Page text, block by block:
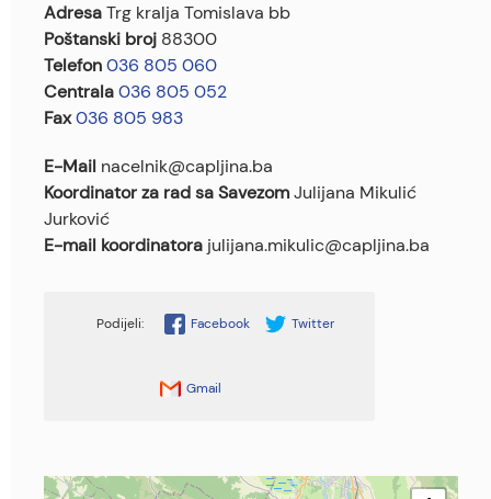
AdresaTrg kralja Tomislava bb
Poštanski broj 88300
Telefon036 805 060
Centrala036 805 052
Fax036 805 983
E-Mail nacelnik@capljina.ba
Koordinator za rad sa SavezomJulijana Mikulić
Jurković
E-mail koordinatora julijana.mikulic@capljina.ba
Facebook Twitter
Gmail